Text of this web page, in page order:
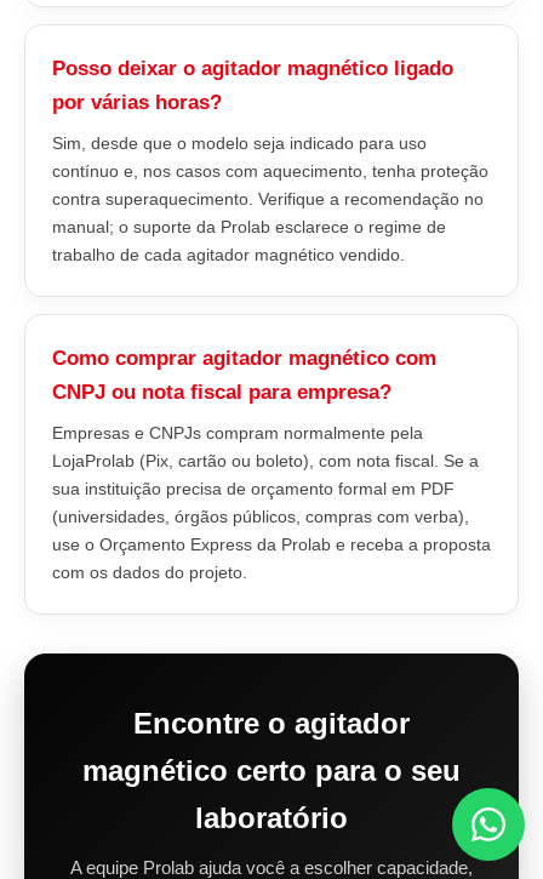
Posso deixar o agitador magnético ligado
por várias horas?
Sim, desde que o modelo seja indicado para uso
contínuo e, nos casos com aquecimento, tenha proteção
contra superaquecimento. Verifique a recomendação no
manual; o suporte da Prolab esclarece o regime de
trabalho de cada agitador magnético vendido.
Como comprar agitador magnético com
CNPJ ou nota fiscal para empresa?
Empresas e CNPJs compram normalmente pela
LojaProlab (Pix, cartão ou boleto), com nota fiscal. Se a
sua instituição precisa de orçamento formal em PDF
(universidades, órgãos públicos, compras com verba),
use o Orçamento Express da Prolab e receba a proposta
com os dados do projeto.
Encontre o agitador
magnético certo para o seu
laboratório
A equipe Prolab ajuda você a escolher capacidade,